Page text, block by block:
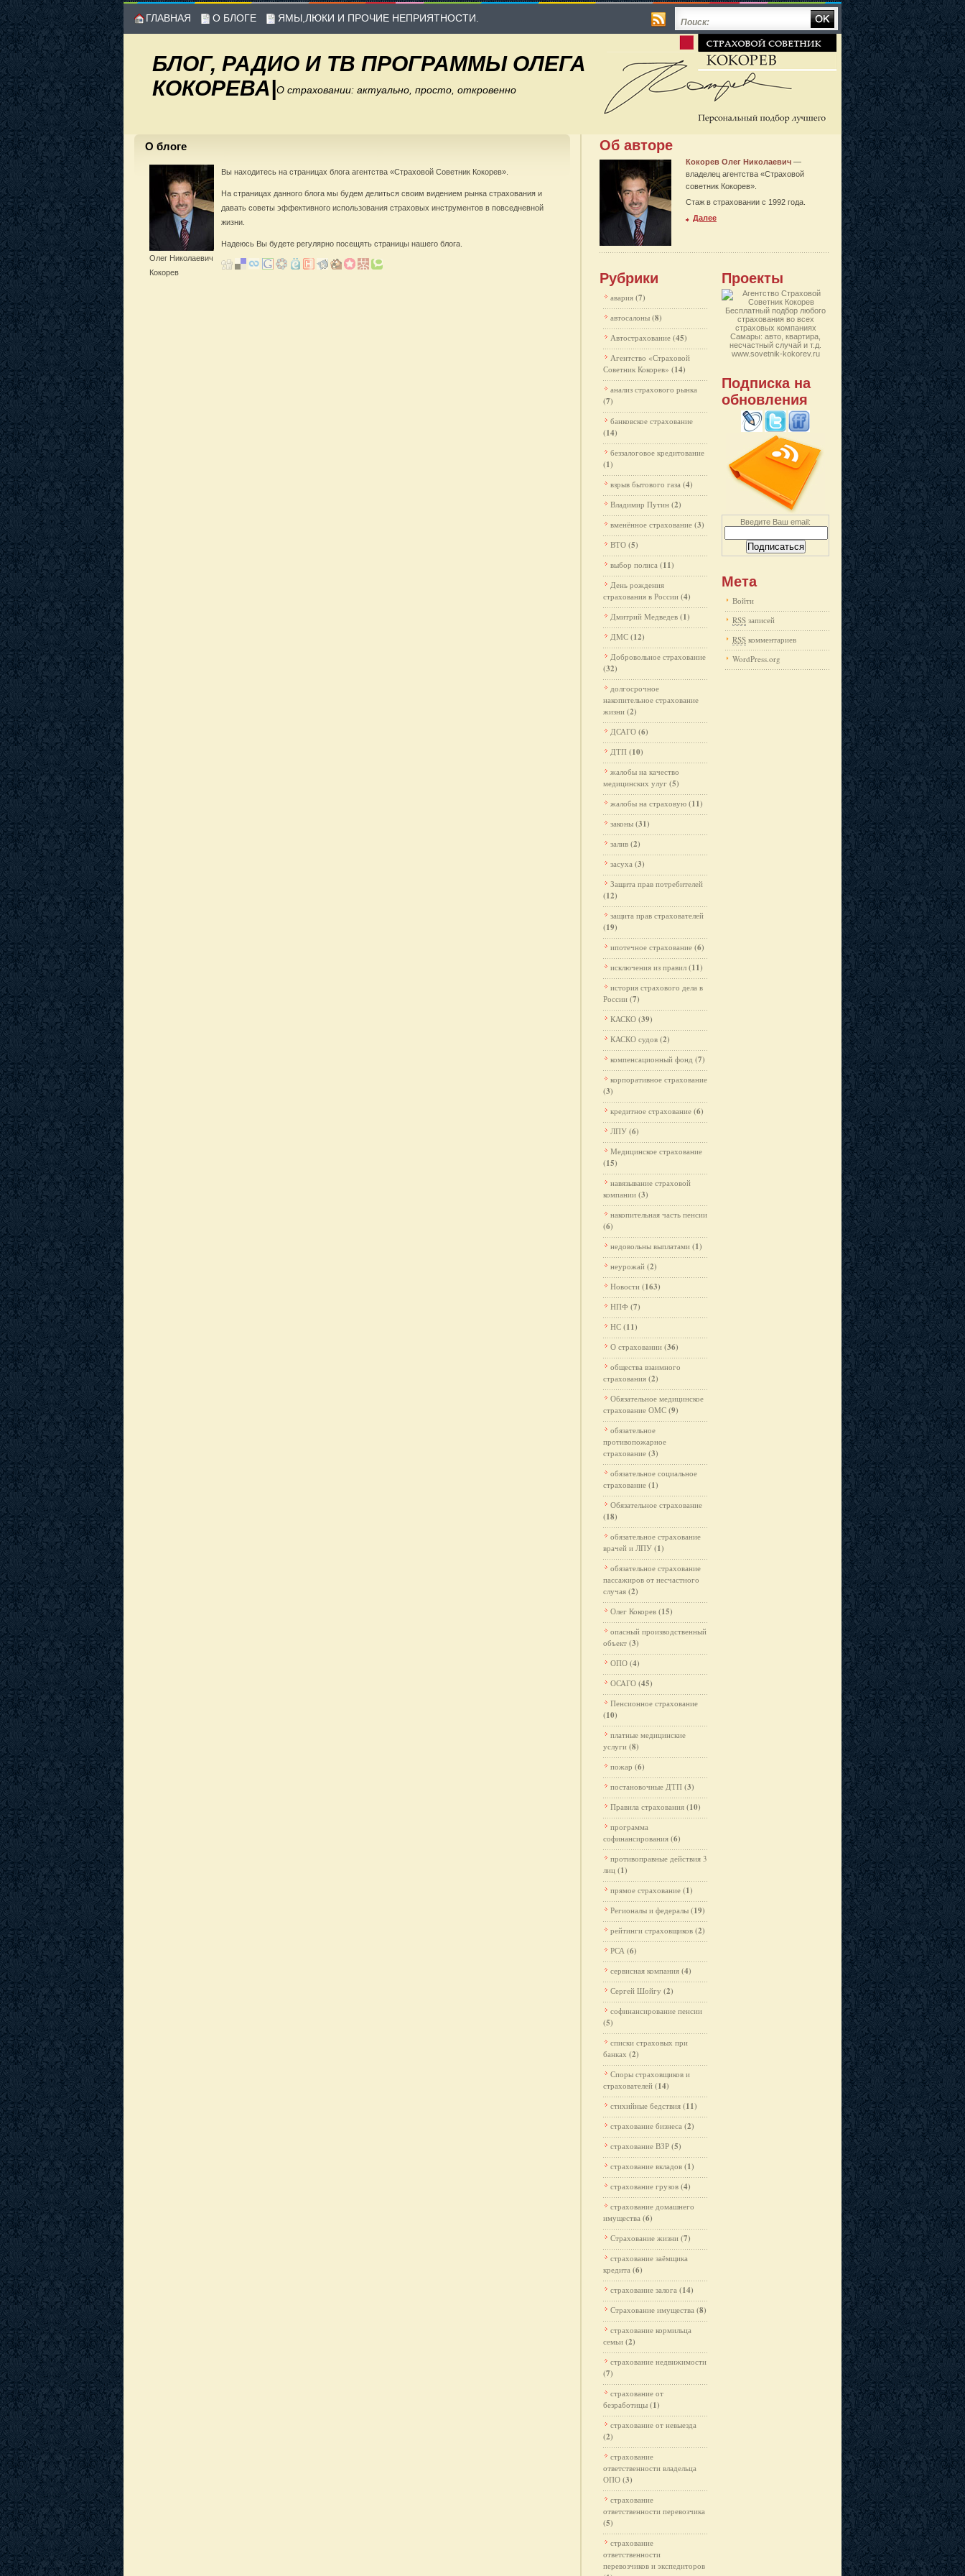
ГЛАВНАЯ О БЛОГЕ ЯМЫ,ЛЮКИ И ПРОЧИЕ НЕПРИЯТНОСТИ. Поиск:
БЛОГ, РАДИО И ТВ ПРОГРАММЫ ОЛЕГА
КОКОРЕВА|О страховании: актуально, просто, откровенно
О блоге
Олег Николаевич
Кокорев
Вы находитесь на страницах блога агентства «Страховой Советник Кокорев»
На страницах данного блога мы будем делиться своим видением рынка страхования и
давать советы эффективного использования страховых инструментов в повседневной
жизни.
Надеюсь Вы будете регулярно посещять страницы нашего блога.
Об авторе
Кокорев Олег Николаевич —
владелец агентства «Страховой
советник Кокорев».
Стаж в страховании с 1992 года.
Далее
Рубрики
авария (7)
автосалоны (8)
Автострахование (45)
Агентство «Страховой
Советник Кокорев» (14)
анализ страхового рынка
(7)
банковское страхование
(14)
беззалоговое кредитование
(1)
взрыв бытового газа (4)
Владимир Путин (2)
вменённое страхование (3)
ВТО (5)
выбор полиса (11)
День рождения
страхования в России(4)
Дмитрий Медведев (1)
ДМС (12)
Добровольное страхование
(32)
долгосрочное
накопительное страхование
жизни(2)
ДСАГО (6)
ДТП (10)
жалобы на качество
медицинских улуг(5)
жалобы на страховую (11)
законы (31)
залив (2)
засуха (3)
Защита прав потребителей
(12)
защита прав страхователей
(19)
ипотечное страхование (6)
исключения из правил (11)
история страхового дела в
России(7)
КАСКО (39)
КАСКО судов (2)
компенсационный фонд (7)
корпоративное страхование
(3)
кредитное страхование (6)
ЛПУ (6)
Медицинское страхование
(15)
навязывание страховой
компании(3)
накопительная часть пенсии
(6)
недовольны выплатами (1)
неурожай (2)
Новости (163)
НПФ (7)
НС (11)
О страховании (36)
общества взаимного
страхования(2)
Обязательное медицинское
страхование ОМС(9)
обязательное
противопожарное
страхование(3)
обязательное социальное
страхование(1)
Обязательное страхование
(18)
обязательное страхование
врачей и ЛПУ(1)
обязательное страхование
пассажиров от несчастного
случая(2)
Олег Кокорев (15)
опасный производственный
объект(3)
ОПО (4)
ОСАГО (45)
Пенсионное страхование
(10)
платные медицинские
услуги(8)
пожар (6)
постановочные ДТП (3)
Правила страхования (10)
программа
софинансирования(6)
противоправные действия 3
лиц(1)
прямое страхование (1)
Регионалы и федералы (19)
рейтинги страховщиков (2)
РСА (6)
сервисная компания (4)
Сергей Шойгу (2)
софинансирование пенсии
(5)
списки страховых при
банках (2)
Споры страховщиков и
страхователей(14)
стихийные бедствия (11)
страхование бизнеса (2)
страхование ВЗР (5)
страхование вкладов (1)
страхование грузов (4)
страхование домашнего
имущества(6)
Страхование жизни (7)
страхование заёмщика
кредита(6)
страхование залога (14)
Страхование имущества (8)
страхование кормильца
семьи(2)
страхование недвижимости
(7)
страхование от
безработицы(1)
страхование от невыезда
(2)
страхование
ответственности владельца
ОПО(3)
страхование
ответственности перевозчика
(5)
страхование
ответственности
перевозчиков и экспедиторов
Проекты
Бесплатный подбор любого
страхования во всех
страховых компаниях
Самары: авто, квартира,
несчастный случай и т.д.
www.sovetnik-kokorev.ru
Подписка на
обновления
Введите Ваш email:
Мета
Войти
RSS записей
RSS комментариев
WordPress.org